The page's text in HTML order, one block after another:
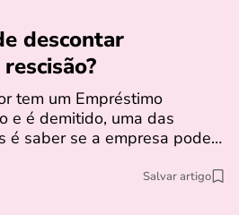
descontar
tem um Empréstimo
e é demitido, uma das
é saber se a empresa pode…
Salvar artigo